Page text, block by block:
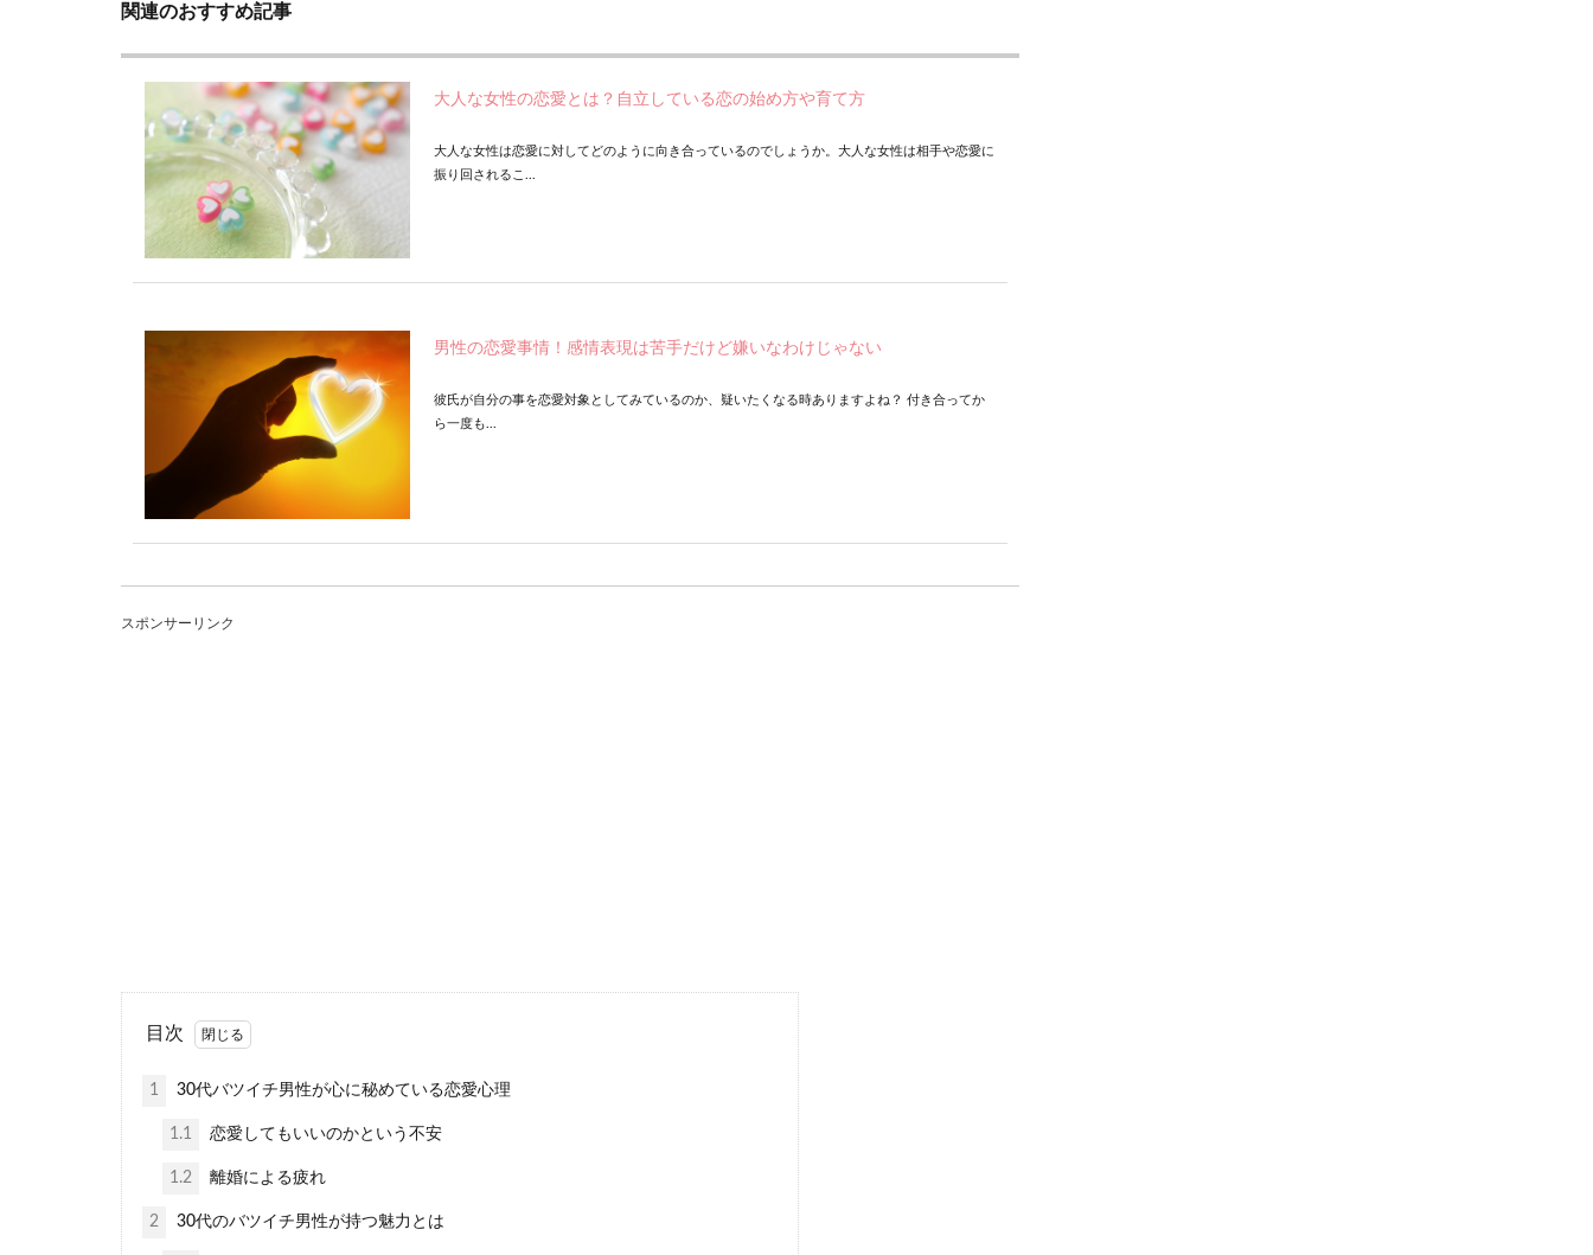
関連のおすすめ記事
大人な女性の恋愛とは？自立している恋の始め方や育て方
大人な女性は恋愛に対してどのように向き合っているのでしょうか。大人な女性は相手や恋愛に
振り回されるこ...
男性の恋愛事情！感情表現は苦手だけど嫌いなわけじゃない
彼氏が自分の事を恋愛対象としてみているのか、疑いたくなる時ありますよね？ 付き合ってか
ら一度も...
彼氏と音信不通になる理由と別れを意識した音信不通の対処方法
彼氏と急に連絡が取れなくなったら心配になりますよね。しつこいかも？と思っても何度も連絡
スポンサーリンク
目次
1 30代バツイチ男性が心に秘めている恋愛心理
1.1 恋愛してもいいのかという不安
1.2 離婚による疲れ
2 30代のバツイチ男性が持つ魅力とは